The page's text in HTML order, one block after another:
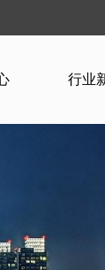
行业